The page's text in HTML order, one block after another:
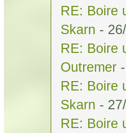
RE: Boire
Skarn -
RE: Boire
Outremer
RE: Boire
Skarn -
RE: Boire